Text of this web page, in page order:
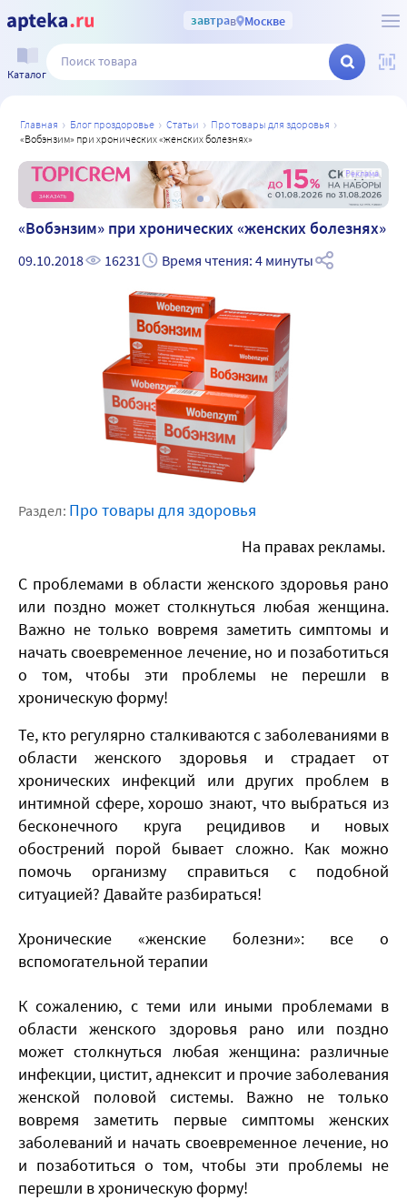
завтрав Москве
Каталог
главная блог проздоровье статьи
про товары для здоровья
«вобэнзим» при хронических «женских болезнях»
Реклама
«Вобэнзим» при хронических «женских болезнях»
09.10.2018 16231 Время чтения: 4 минуты
Раздел: Про товары для здоровья
На правах рекламы.
С проблемами в области женского здоровья рано
или поздно может столкнуться любая женщина.
Важно не только вовремя заметить симптомы и
начать своевременное лечение, но и позаботиться
о том, чтобы эти проблемы не перешли в
хроническую форму!
Те, кто регулярно сталкиваются с заболеваниями в
области женского здоровья и страдает от
хронических инфекций или других проблем в
интимной сфере, хорошо знают, что выбраться из
бесконечного круга рецидивов и новых
обострений порой бывает сложно. Как можно
помочь организму справиться с подобной
ситуацией? Давайте разбираться!
Хронические «женские болезни»: все о
вспомогательной терапии
К сожалению, с теми или иными проблемами в
области женского здоровья рано или поздно
может столкнуться любая женщина: различные
инфекции, цистит, аднексит и прочие заболевания
женской половой системы. Важно не только
вовремя заметить первые симптомы женских
заболеваний и начать своевременное лечение, но
и позаботиться о том, чтобы эти проблемы не
перешли в хроническую форму!